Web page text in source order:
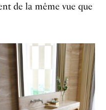
de la même vue que